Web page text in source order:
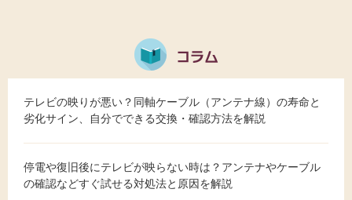
テレビの映りが悪い？同軸ケーブル（アンテナ線）の寿命と
劣化サイン、自分でできる交換・確認方法を解説
停電や復旧後にテレビが映らない時は？アンテナやケーブル
の確認などすぐ試せる対処法と原因を解説